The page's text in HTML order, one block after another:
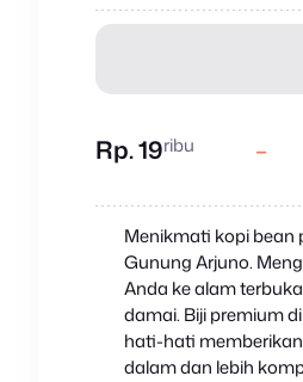
Rp. 19ribu –
Menikmati kopi bean
Gunung Arjuno.
Anda ke alam
damai. Biji premium
hati-hati
dalam dan lebih